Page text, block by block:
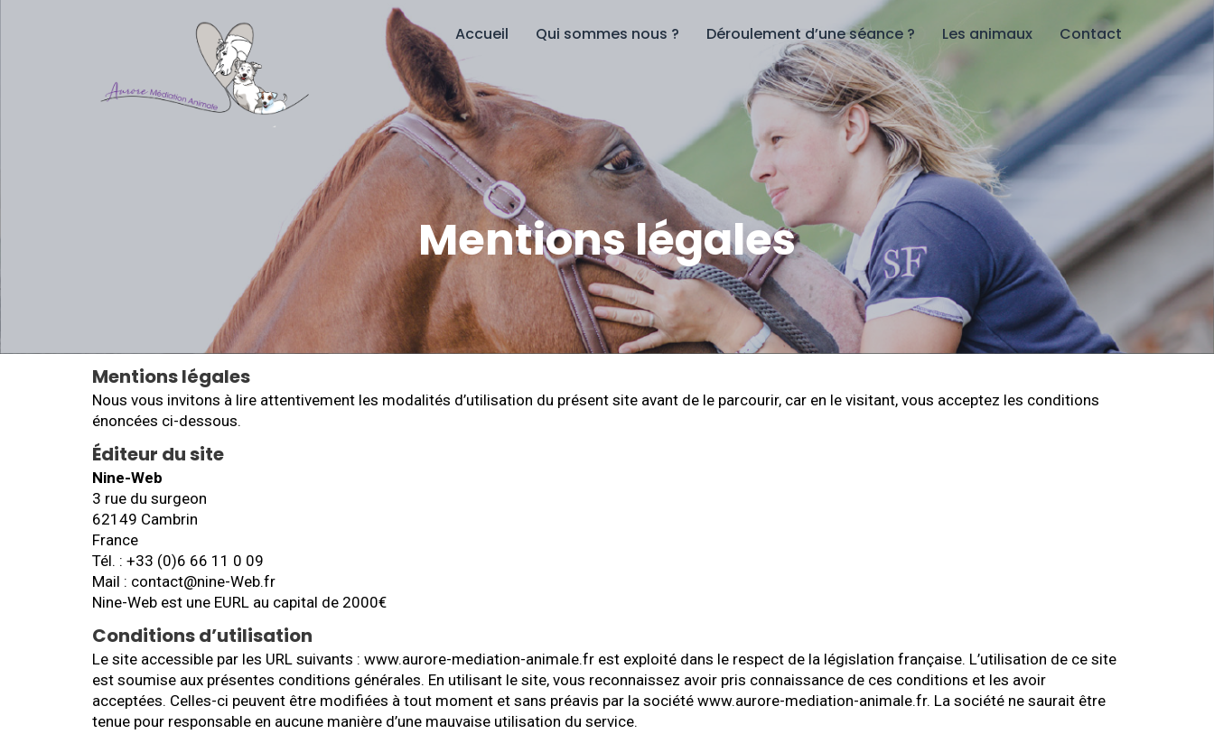
Accueil Qui sommes nous ? Déroulement d’une séance ? Les animaux Contact
Mentions légales
Mentions légales
Nous vous invitons à lire attentivement les modalités d’utilisation du présent site avant de le parcourir, car en le visitant, vous acceptez les conditions
énoncées ci-dessous.
Éditeur du site
Nine-Web
3 rue du surgeon
62149 Cambrin
France
Tél. : +33 (0)6 66 11 0 09
Mail : contact@nine-Web.fr
Nine-Web est une EURL au capital de 2000€
Conditions d’utilisation
Le site accessible par les URL suivants : www.aurore-mediation-animale.fr est exploité dans le respect de la législation française. L’utilisation de ce site
est soumise aux présentes conditions générales. En utilisant le site, vous reconnaissez avoir pris connaissance de ces conditions et les avoir
acceptées. Celles-ci peuvent être modifiées à tout moment et sans préavis par la société www.aurore-mediation-animale.fr. La société ne saurait être
tenue pour responsable en aucune manière d’une mauvaise utilisation du service.